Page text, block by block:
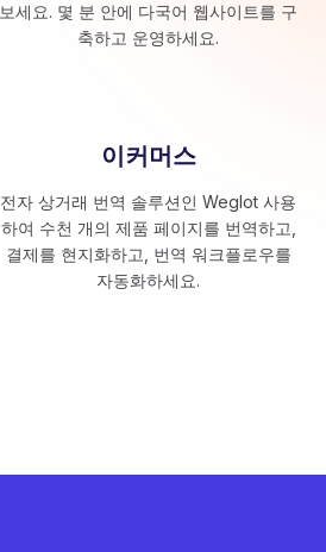
보세요. 몇 분 안에 다국어 웹사이트를 구
축하고 운영하세요.
이커머스
전자 상거래 번역 솔루션인 Weglot 사용
하여 수천 개의 제품 페이지를 번역하고,
결제를 현지화하고, 번역 워크플로우를
자동화하세요.